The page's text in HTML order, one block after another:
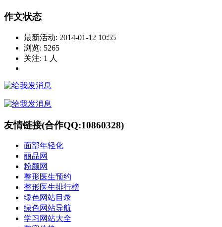
作文状态
最新活动: 2014-01-12 10:55
浏览: 5265
关注: 1 人
友情链接(合作QQ:10860328)
面部年轻化
丽品网
粉颜网
整形医生预约
整形医生排行榜
绿色网站目录
绿色网站导航
学习网站大全